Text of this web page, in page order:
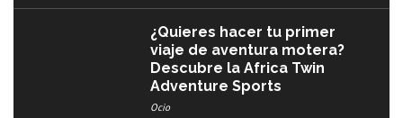
¿Quieres hacer tu primer
viaje de aventura motera?
Descubre la Africa Twin
Adventure Sports
Ocio